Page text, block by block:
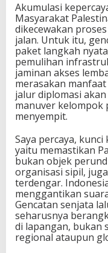
Akumulasi
Masyarakat
dikecewakan
jalan. Untuk itu,
paket langkah
pemulihan
jaminan akses
merasakan
jalur diplomasi
manuver kelompok
menyempit.
Saya percaya,
yaitu memastikan
bukan objek
organisasi sipil,
terdengar.
menggantikan
Gencatan senjata
seharusnya
di lapangan, bukan
regional ataupun